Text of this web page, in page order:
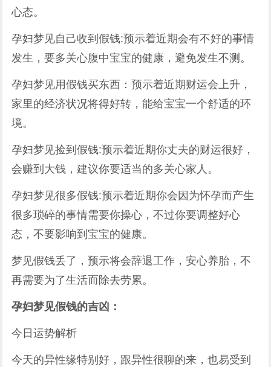
心态。
孕妇梦见自己收到假钱:预示着近期会有不好的事情
发生，要多关心腹中宝宝的健康，避免发生不测。
孕妇梦见用假钱买东西：预示着近期财运会上升，
家里的经济状况将得好转，能给宝宝一个舒适的环
境。
孕妇梦见捡到假钱:预示着近期你丈夫的财运很好，
会赚到大钱，建议你要适当的多关心家人。
孕妇梦见很多假钱:预示着近期你会因为怀孕而产生
很多琐碎的事情需要你操心，不过你要调整好心
态，不要影响到宝宝的健康。
梦见假钱丢了，预示将会辞退工作，安心养胎，不
再需要为了生活而除去劳累。
孕妇梦见假钱的吉凶：
今日运势解析
今天的异性缘特别好，跟异性很聊的来，也易受到